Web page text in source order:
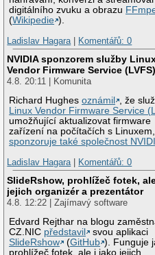
digitálního zvuku a obrazu
(Wikipedie ).
Ladislav Hagara| Komentářů: 0
NVIDIA sponzorem služby
Vendor Firmware Service (LVFS)
4.8. 20:11 | Komunita
Richard Hughesoznámil
, že
Linux Vendor Firmware Service
umožňující aktualizovat firmware
zařízení na počítačích s
sponzoruje také společnost
Ladislav Hagara| Komentářů: 0
SlideRshow, prohlížeč fotek,
jejich organizér a prezentátor
4.8. 12:22 | Zajímavý software
Edvard Rejthar na blogu
CZ.NIC představil
svou aplikaci
SlideRshow
(GitHub ). Funguje
prohlížeč fotek, ale i jako jejich